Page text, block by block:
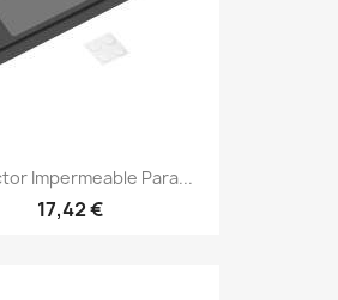
Impermeable Para...
17,42 €